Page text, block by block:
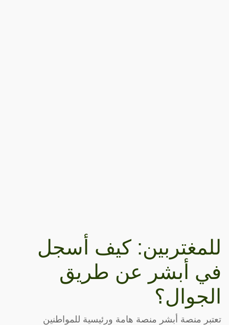
للمغتربين: كيف أسجل
في أبشر عن طريق
الجوال؟
تعتبر منصة أبشر منصة هامة ورئيسية للمواطنين